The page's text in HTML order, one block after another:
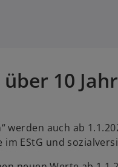
10
werden auch ab
EStG und